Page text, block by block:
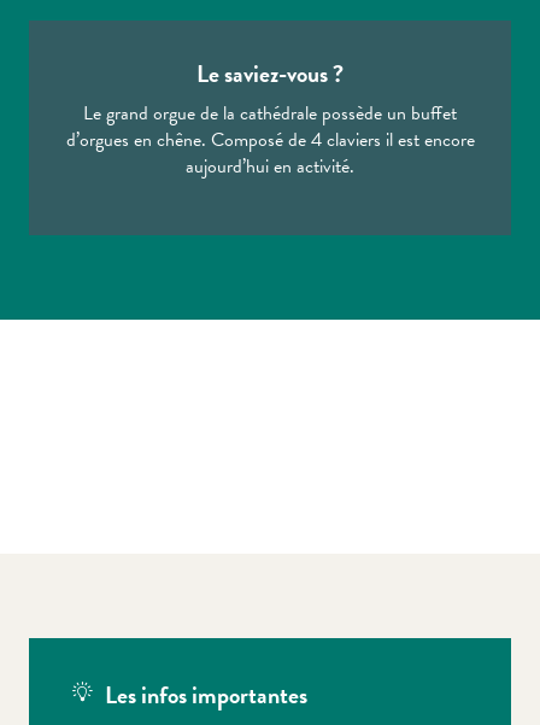
Le saviez-vous ?
Le grand orgue de la cathédrale possède un buffet
d’orgues en chêne. Composé de 4 claviers il est encore
aujourd’hui en activité.
Les infos importantes